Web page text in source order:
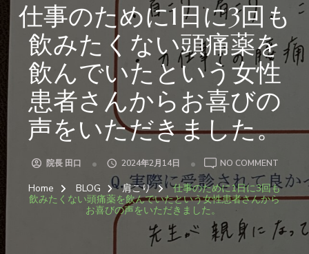
仕事のために1日に3回も
飲みたくない頭痛薬を
飲んでいたという女性
患者さんからお喜びの
声をいただきました。
院長 田口 2024年2月14日 NO COMMENT
事
の
た
1
日
Home BLOG 肩こり
仕事のために1日に3回も
飲みたくない頭痛薬を飲んでいたという女性患者さんから
お喜びの声をいただきました。